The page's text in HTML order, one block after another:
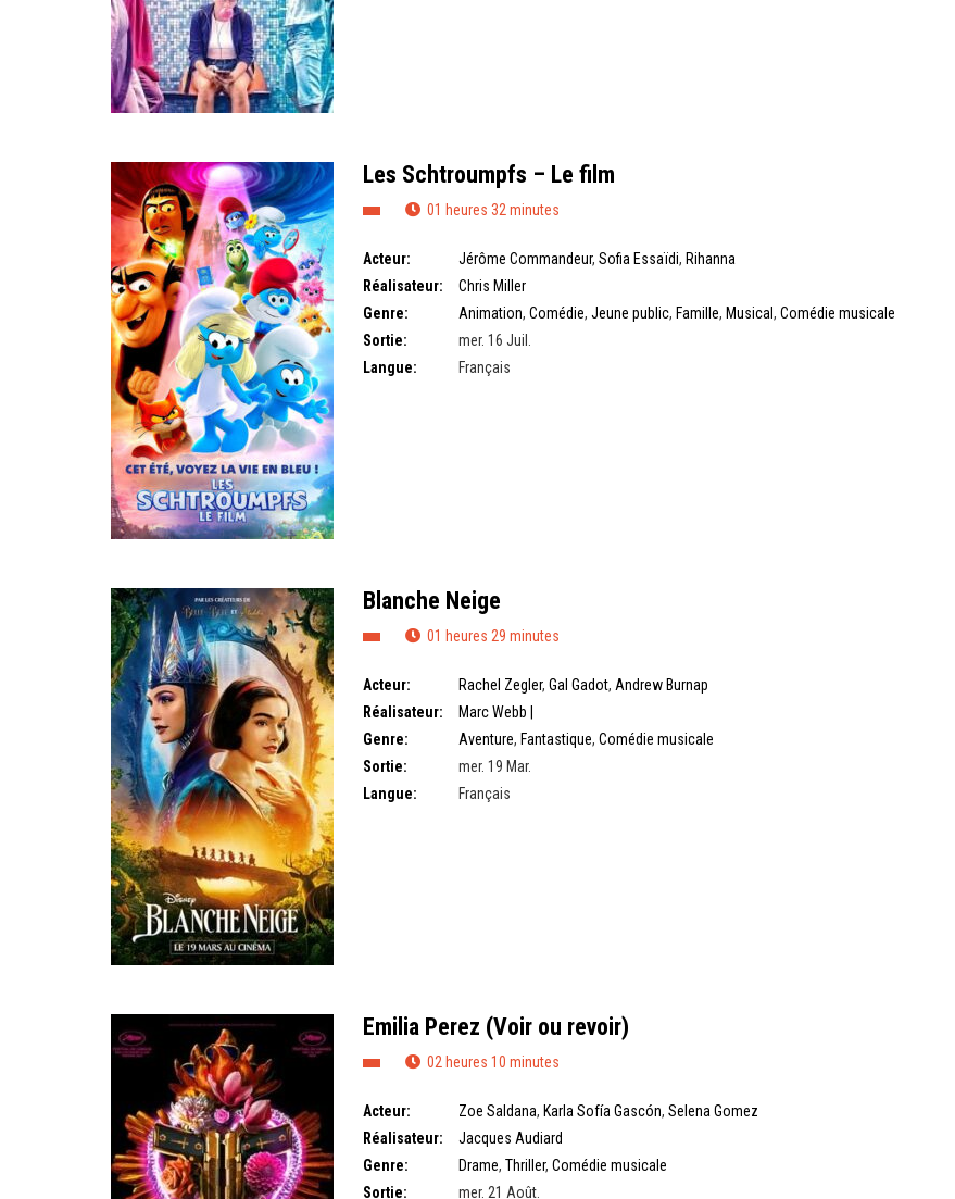
Les Schtroumpfs – Le film
01 heures 32 minutes
Acteur: Jérôme Commandeur, Sofia Essaïdi, Rihanna
Réalisateur:
Chris Miller
Genre:
Animation, Comédie, Jeune public, Famille, Musical , Comédie musicale
Sortie:
mer. 16 Juil.
Langue:
Français
Blanche Neige
01 heures 29 minutes
Acteur: Rachel Zegler, Gal Gadot, Andrew Burnap
Réalisateur:
Marc Webb |
Genre:
Aventure, Fantastique, Comédie musicale
Sortie:
mer. 19 Mar.
Langue:
Français
Emilia Perez (Voir ou revoir)
02 heures 10 minutes
Acteur: Zoe Saldana, Karla Sofía Gascón, Selena Gomez
Réalisateur:
Jacques Audiard
Genre:
Drame, Thriller, Comédie musicale
Sortie:
mer. 21 Août.